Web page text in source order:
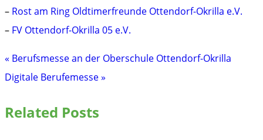
– Rost am Ring Oldtimerfreunde Ottendorf-Okrilla e.V.
– FV Ottendorf-Okrilla 05 e.V.
Beitragsnavigation
« Berufsmesse an der Oberschule Ottendorf-Okrilla
Digitale Berufemesse »
Related Posts